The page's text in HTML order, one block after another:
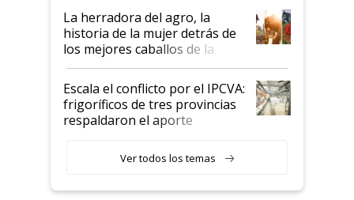
establecimientos en Argentina
La herradora del agro, la
historia de la mujer detrás de
los mejores caballos de la
Argentina y los mitos que
todavía hacen sufrir a estos
animales: "Mientras me
descalificaban, yo seguí
haciendo currículum"
Escala el conflicto por el IPCVA:
frigoríficos de tres provincias
respaldaron el aporte
Ver todos los temas